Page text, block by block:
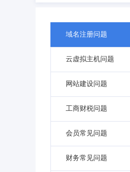
域名注册问题
云虚拟主机问题
网站建设问题
工商财税问题
会员常见问题
财务常见问题